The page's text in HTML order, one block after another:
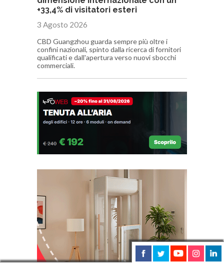
+33,4% di visitatori esteri
3 Agosto 2026
CBD Guangzhou guarda sempre più oltre i
confini nazionali, spinto dalla ricerca di fornitori
qualificati e dall'apertura verso nuovi sbocchi
commerciali.